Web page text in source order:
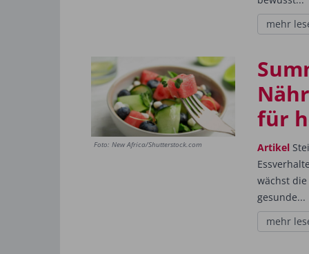
mehr
Foto: New Africa/Shutterstock.com
für
Artikel
wächst
gesunde...
mehr